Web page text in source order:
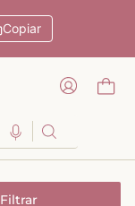
Copiar
Filtrar